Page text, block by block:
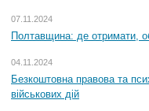
07.11.2024
Полтавщина: де отримати,
04.11.2024
Безкоштовна правова та
військових дій